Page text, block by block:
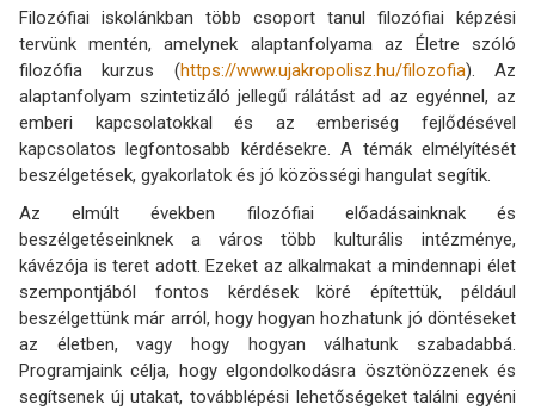
Filozófiai iskolánkban több csoport tanul filozófiai képzési
tervünk mentén, amelynek alaptanfolyama az Életre szóló
filozófia kurzus (https://www.ujakropolisz.hu/filozofia). Az
alaptanfolyam szintetizáló jellegű rálátást ad az egyénnel, az
emberi kapcsolatokkal és az emberiség fejlődésével
kapcsolatos legfontosabb kérdésekre. A témák elmélyítését
beszélgetések, gyakorlatok és jó közösségi hangulat segítik.
Az elmúlt években filozófiai előadásainknak és
beszélgetéseinknek a város több kulturális intézménye,
kávézója is teret adott. Ezeket az alkalmakat a mindennapi élet
szempontjából fontos kérdések köré építettük, például
beszélgettünk már arról, hogy hogyan hozhatunk jó döntéseket
az életben, vagy hogy hogyan válhatunk szabadabbá.
Programjaink célja, hogy elgondolkodásra ösztönözzenek és
segítsenek új utakat, továbblépési lehetőségeket találni egyéni